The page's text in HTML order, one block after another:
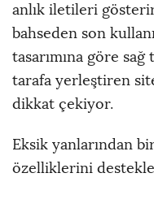
anlık iletileri
bahseden son
tasarımına göre
tarafa yerleştiren
dikkat çekiyor.
Eksik yanlarından
özelliklerini